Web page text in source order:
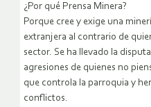
¿Por qué Prensa Minera?
Porque cree y exige una
extranjera al contrario de
sector. Se ha llevado la
agresiones de quienes no
que controla la parroquia y
conflictos.